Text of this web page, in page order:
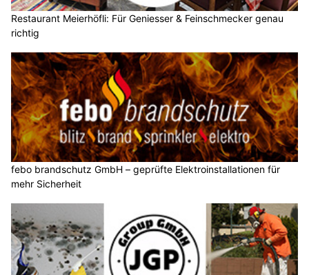
Restaurant Meierhöfli: Für Geniesser & Feinschmecker genau
richtig
febo brandschutz GmbH – geprüfte Elektroinstallationen für
mehr Sicherheit